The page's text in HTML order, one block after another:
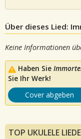
Über dieses Lied:
Keine Informationen
Haben Sie
Sie Ihr Werk!
Cover abgeben
TOP UKULELE